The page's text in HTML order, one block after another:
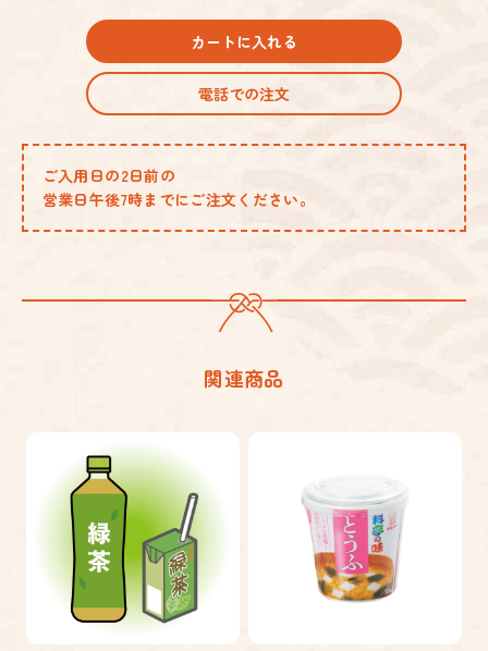
カートに入れる
電話での注文
ご入用日の2日前の
営業日午後7時までにご注文ください。
関連商品